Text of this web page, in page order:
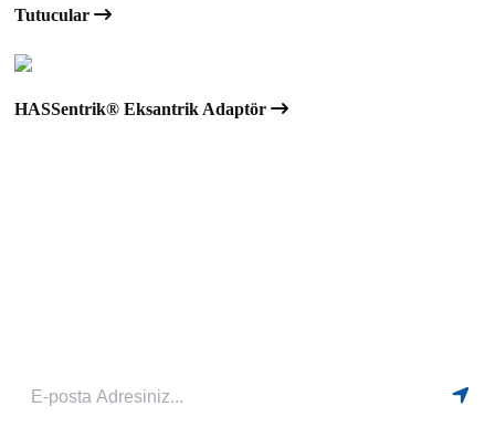
Tutucular
HASSentrik® Eksantrik Adaptör